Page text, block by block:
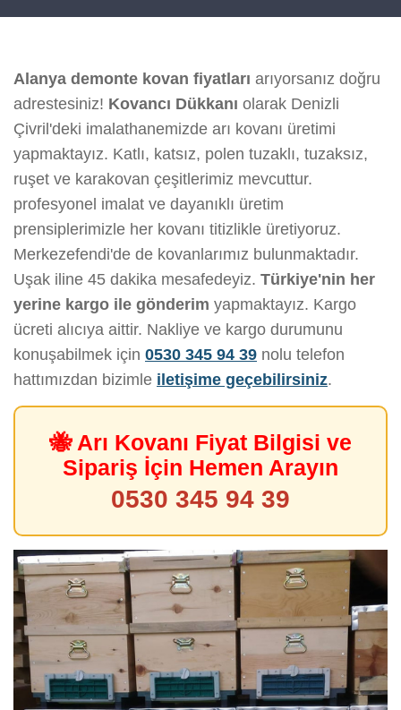
Alanya demonte kovan fiyatları arıyorsanız doğru
adrestesiniz! Kovancı Dükkanı olarak Denizli
Çivril'deki imalathanemizde arı kovanı üretimi
yapmaktayız. Katlı, katsız, polen tuzaklı, tuzaksız,
ruşet ve karakovan çeşitlerimiz mevcuttur.
profesyonel imalat ve dayanıklı üretim
prensiplerimizle her kovanı titizlikle üretiyoruz.
Merkezefendi'de de kovanlarımız bulunmaktadır.
Uşak iline 45 dakika mesafedeyiz. Türkiye'nin her
yerine kargo ile gönderim yapmaktayız. Kargo
ücreti alıcıya aittir. Nakliye ve kargo durumunu
konuşabilmek için 0530 345 94 39 nolu telefon
hattımızdan bizimle iletişime geçebilirsiniz.
🐝 Arı Kovanı Fiyat Bilgisi ve
Sipariş İçin Hemen Arayın
0530 345 94 39